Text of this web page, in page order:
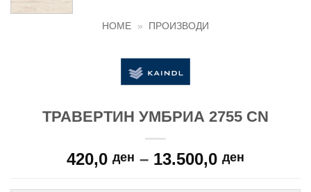
HOME » ПРОИЗВОДИ
ТРАВЕРТИН УМБРИА 2755 CN
420,0 ден – 13.500,0 ден